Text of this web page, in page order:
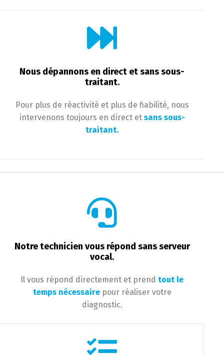
Nous dépannons en direct et sans sous-
traitant.
Pour plus de réactivité et plus de fiabilité, nous
intervenons toujours en direct et sans sous-
traitant.
Notre technicien vous répond sans serveur
vocal.
Il vous répond directement et prend tout le
temps nécessaire pour réaliser votre
diagnostic.